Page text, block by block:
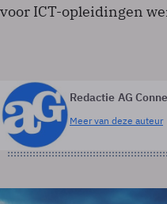
voor ICT-opleidingen
Redactie AG
Meer van deze auteur